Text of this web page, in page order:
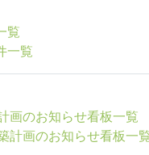
覧
一覧
画のお知らせ看板一覧
計画のお知らせ看板一